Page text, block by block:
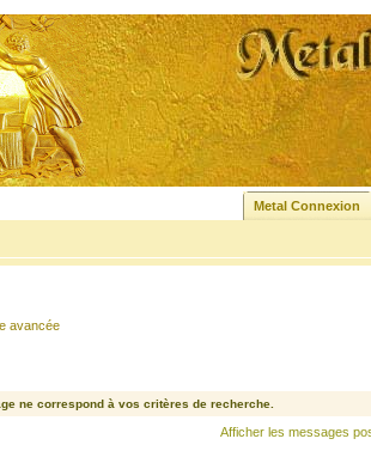
Metal Connexion
avancée
ne correspond à vos critères de recherche.
Afficher les messages